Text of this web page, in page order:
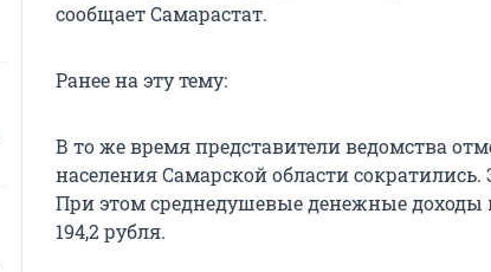
сообщает Самарастат.
Ранее на эту тему:
В то же время представители ведомства
населения Самарской области сократились.
При этом среднедушевые денежные доходы
194,2 рубля.